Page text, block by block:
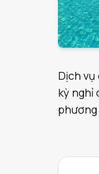
Dịch
kỳ nghỉ